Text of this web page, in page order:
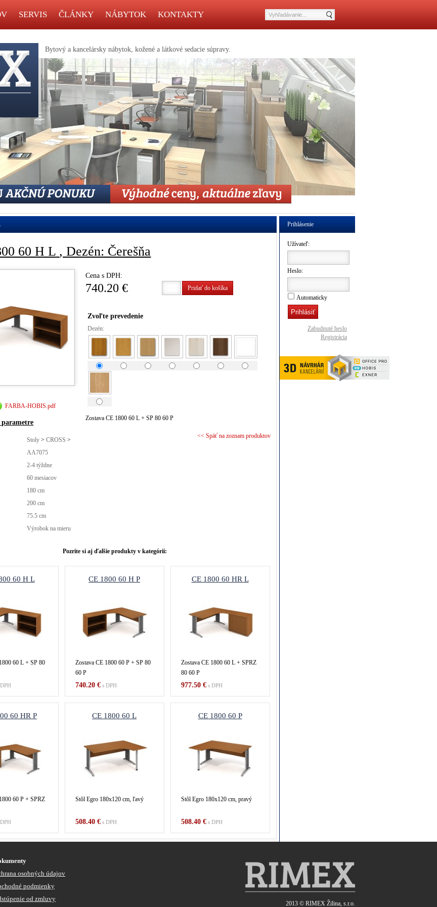
SERVIS ČLÁNKY NÁBYTOK KONTAKTY
Bytový a kancelársky nábytok, kožené a látkové sedacie súpravy.
60 H L , Dezén: Čerešňa
FARBA-HOBIS.pdf
parametre
Stoly> CROSS >
AA7075
2-4 týždne
60 mesiacov
180 cm
200 cm
75.5 cm
Výrobok na mieru
Cena s DPH:
740.20 € Pridať do košíka
Zvoľte prevedenie
Dezén:
Zostava CE 1800 60 L + SP 80 60 P
<< Späť na zoznam produktov
Pozrite si aj ďalšie produkty v kategórii:
60 H L
60 L + SP 80
CE 1800 60 H P
Zostava CE 1800 60 P + SP 80
60 P
740.20 €s DPH
CE 1800 60 HR L
Zostava CE 1800 60 L + SPRZ
80 60 P
977.50 €s DPH
60 HR P
60 P + SPRZ
CE 1800 60 L
Stôl Egro 180x120 cm, ľavý
508.40 €s DPH
CE 1800 60 P
Stôl Egro 180x120 cm, pravý
508.40 €s DPH
Prihlásenie
Užívateľ:
Heslo:
Automaticky
Zabudnuté heslo
Registrácia
osobných údajov
podmienky
od zmluvy
2013 © RIMEX Žilina, s.r.o.